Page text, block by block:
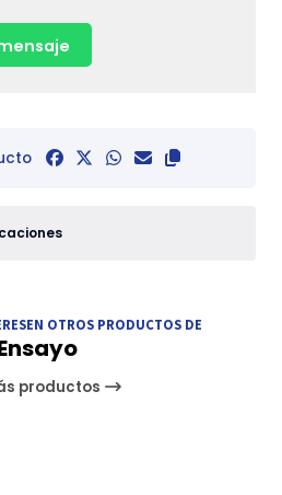
OTROS PRODUCTOS DE
productos